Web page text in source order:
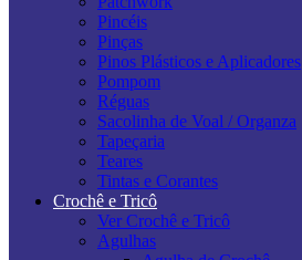
Pincéis
Pinças
Pinos Plásticos e Aplicadores
Pompom
Réguas
Sacolinha de Voal / Organza
Tapeçaria
Teares
Tintas e Corantes
Crochê e Tricô
Ver Crochê e Tricô
Agulhas